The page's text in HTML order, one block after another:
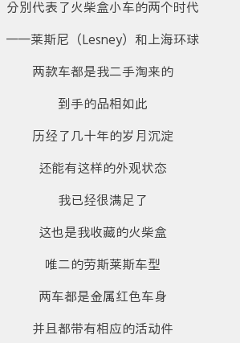
分别代表了火柴盒小车的两个时代
——莱斯尼（Lesney）和上海环球
两款车都是我二手淘来的
到手的品相如此
历经了几十年的岁月沉淀
还能有这样的外观状态
我已经很满足了
这也是我收藏的火柴盒
唯二的劳斯莱斯车型
两车都是金属红色车身
并且都带有相应的活动件